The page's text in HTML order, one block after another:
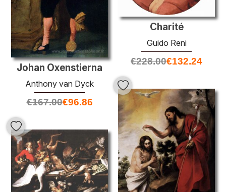
Johan Oxenstierna
Anthony van Dyck
€167.00€96.86
Charité
Guido Reni
€228.00€132.24